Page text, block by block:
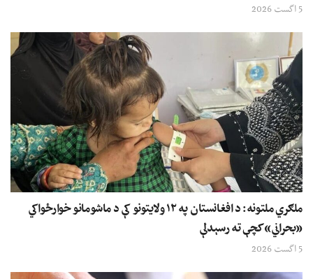
5 اگست 2026
ملګري ملتونه: د افغانستان په ۱۲ ولایتونو کې د ماشومانو خوارځواکي
«بحراني» کچې ته رسېدلې
5 اگست 2026